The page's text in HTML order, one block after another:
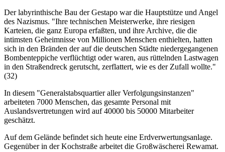
Der labyrinthische Bau der Gestapo war die Hauptstütze und Angel
des Nazismus. "Ihre technischen Meisterwerke, ihre riesigen
Karteien, die ganz Europa erfaßten, und ihre Archive, die die
intimsten Geheimnisse von Millionen Menschen enthielten, hatten
sich in den Bränden der auf die deutschen Städte niedergegangenen
Bombenteppiche verflüchtigt oder waren, aus rüttelnden Lastwagen
in den Straßendreck gerutscht, zerflattert, wie es der Zufall wollte."
(32)
In diesem "Generalstabsquartier aller Verfolgungsinstanzen"
arbeiteten 7000 Menschen, das gesamte Personal mit
Auslandsvertretungen wird auf 40000 bis 50000 Mitarbeiter
geschätzt.
Auf dem Gelände befindet sich heute eine Erdverwertungsanlage.
Gegenüber in der Kochstraße arbeitet die Großwäscherei Rewamat.